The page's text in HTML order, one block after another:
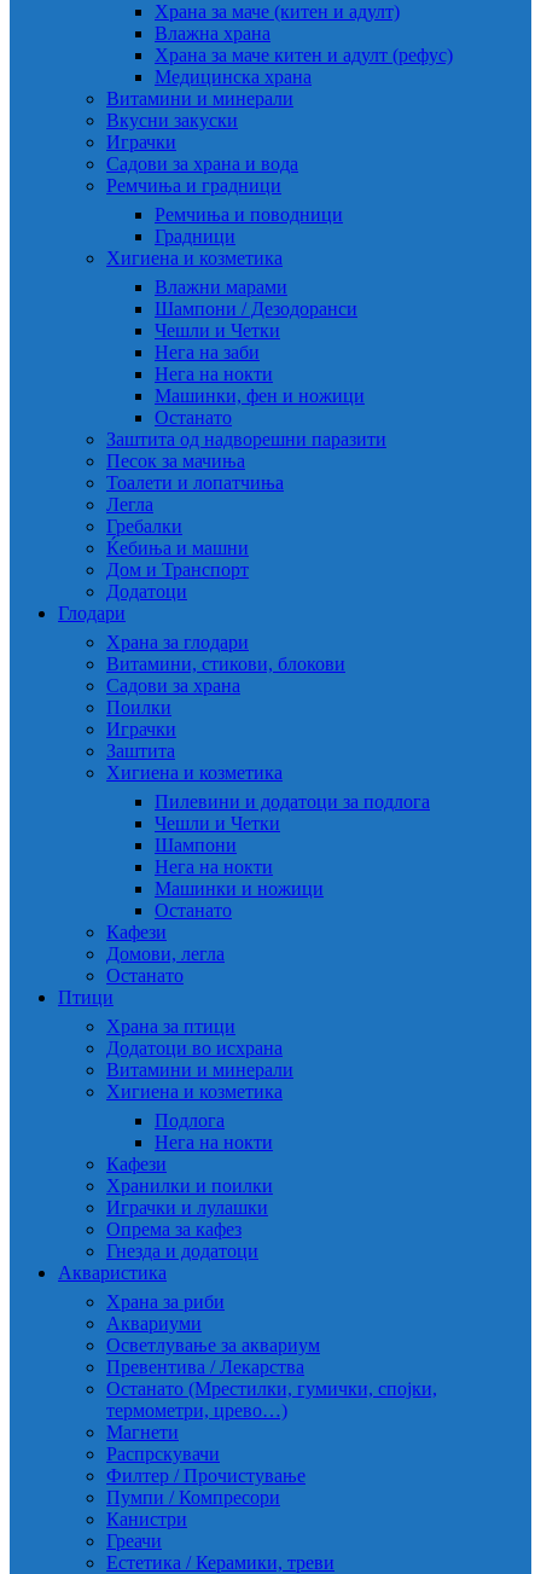
Храна за маче (китен и адулт)
Влажна храна
Храна за маче китен и адулт (рефус)
Медицинска храна
Витамини и минерали
Вкусни закуски
Играчки
Садови за храна и вода
Ремчиња и градници
Ремчиња и поводници
Градници
Хигиена и козметика
Влажни марами
Шампони / Дезодоранси
Чешли и Четки
Нега на заби
Нега на нокти
Машинки, фен и ножици
Останато
Заштита од надворешни паразити
Песок за мачиња
Тоалети и лопатчиња
Легла
Гребалки
Ќебиња и машни
Дом и Транспорт
Додатоци
Глодари
Храна за глодари
Витамини, стикови, блокови
Садови за храна
Поилки
Играчки
Заштита
Хигиена и козметика
Пилевини и додатоци за подлога
Чешли и Четки
Шампони
Нега на нокти
Машинки и ножици
Останато
Кафези
Домови, легла
Останато
Птици
Храна за птици
Додатоци во исхрана
Витамини и минерали
Хигиена и козметика
Подлога
Нега на нокти
Кафези
Хранилки и поилки
Играчки и лулашки
Опрема за кафез
Гнезда и додатоци
Акваристика
Храна за риби
Аквариуми
Осветлување за аквариум
Превентива / Лекарства
Останато (Мрестилки, гумички, спојки,
термометри, црево…)
Магнети
Распрскувачи
Филтер / Прочистување
Пумпи / Компресори
Канистри
Греачи
Естетика / Керамики, треви